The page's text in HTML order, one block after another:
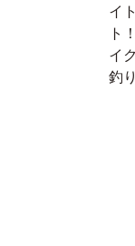
イ
ト
イ
釣